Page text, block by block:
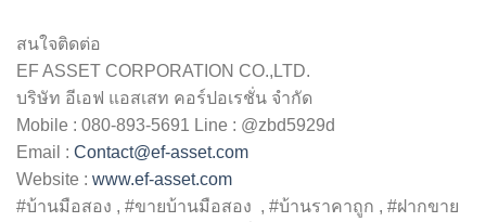
สนใจติดต่อ
EF ASSET CORPORATION CO.,LTD.
บริษัท อีเอฟ แอสเสท คอร์ปอเรชั่น จำกัด
Mobile : 080-893-5691 Line : @zbd5929d
Email : Contact@ef-asset.com
Website : www.ef-asset.com
#บ้านมือสอง , #ขายบ้านมือสอง , #บ้านราคาถูก , #ฝากขาย